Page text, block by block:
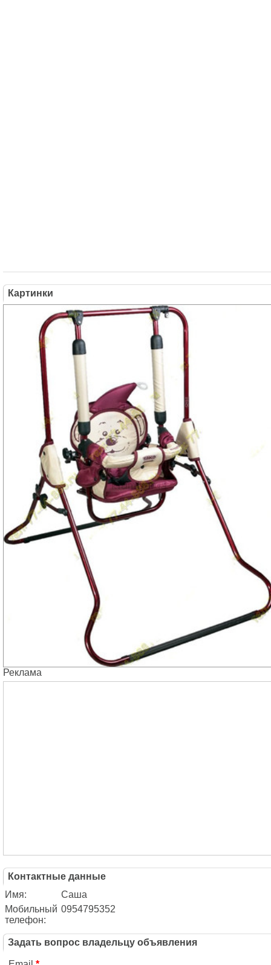
Картинки
Реклама
Контактные данные
Имя:
Саша
Мобильный
телефон:
0954795352
Задать вопрос владельцу объявления